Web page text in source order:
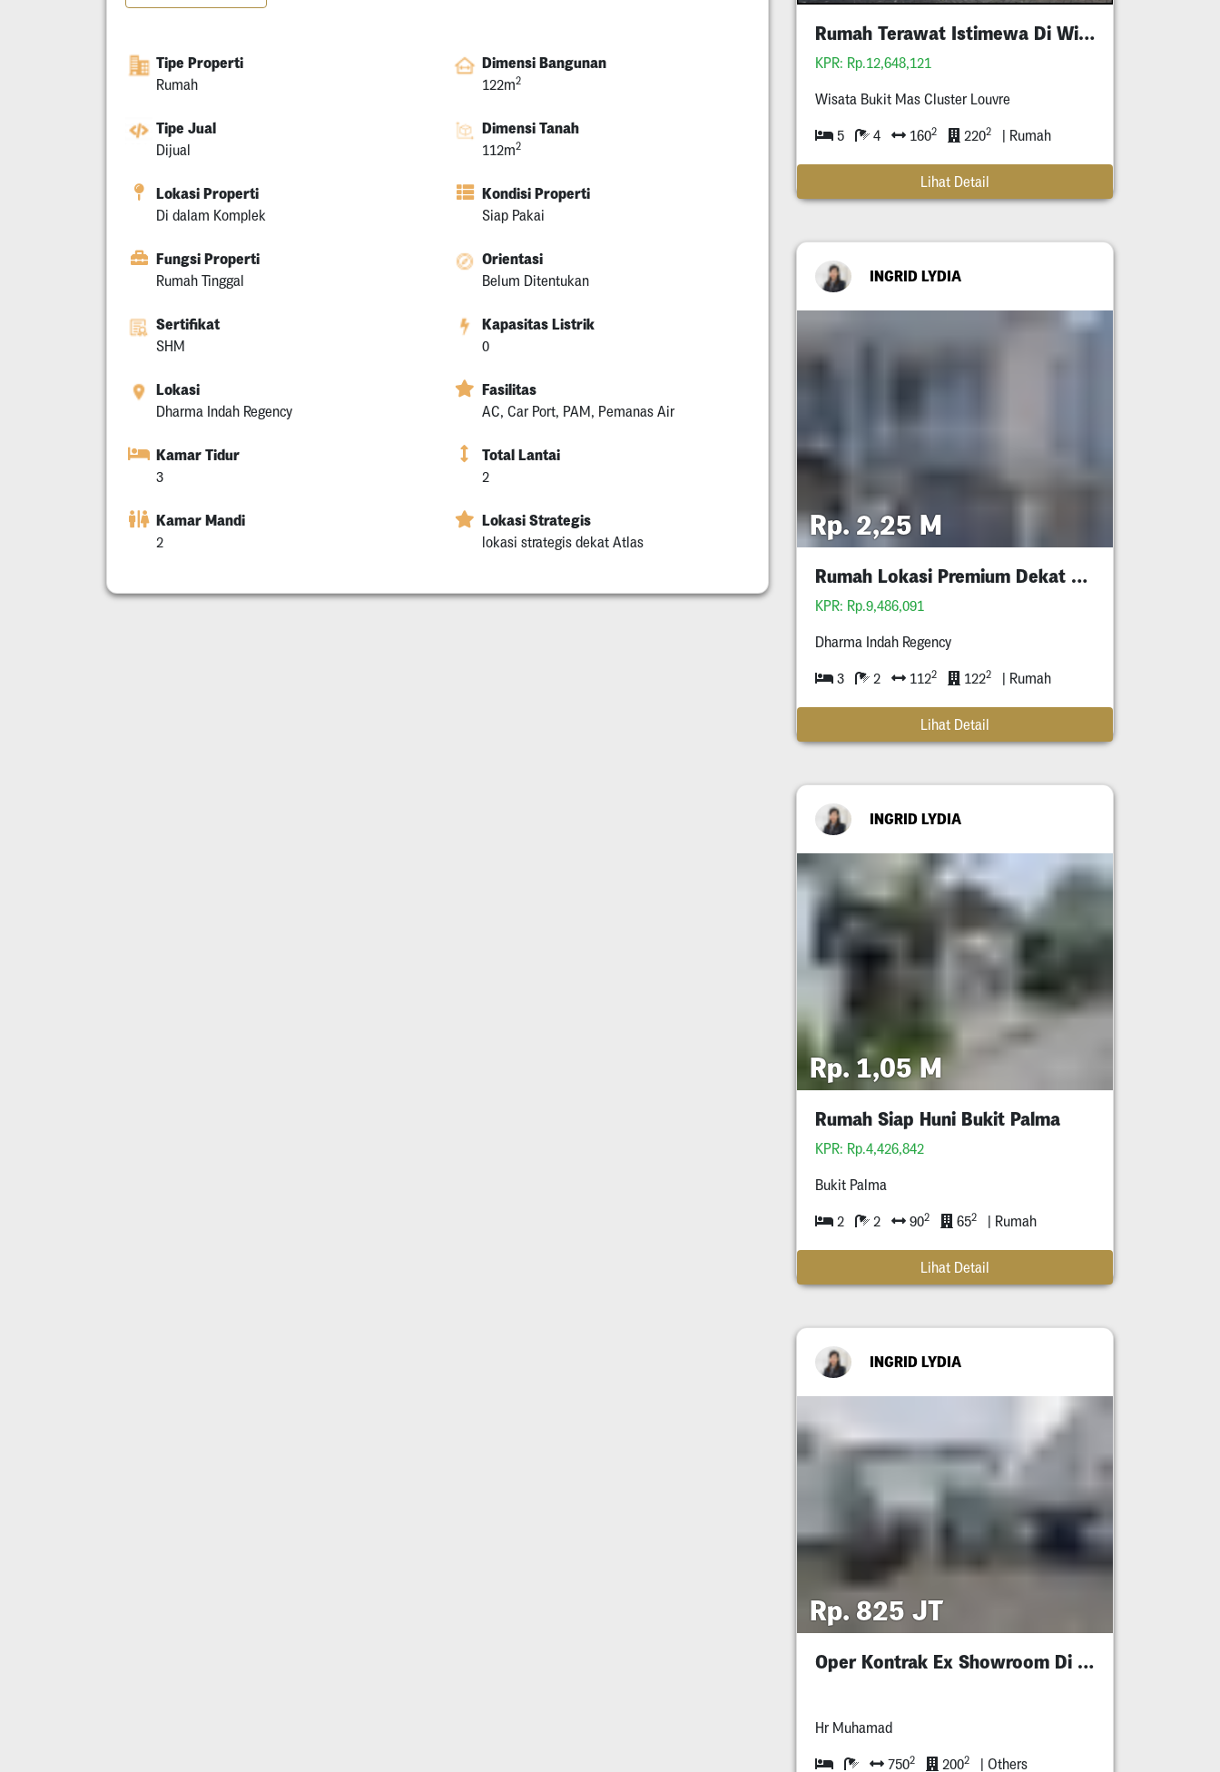
Tipe Properti
Rumah
Dimensi Bangunan
122m2
Tipe Jual
Dijual
Dimensi Tanah
112m2
Lokasi Properti
Di dalam Komplek
Kondisi Properti
Siap Pakai
Fungsi Properti
Rumah Tinggal
Orientasi
Belum Ditentukan
Sertifikat
SHM
Kapasitas Listrik
0
Lokasi
Dharma Indah Regency
Fasilitas
AC, Car Port, PAM, Pemanas Air
Kamar Tidur
3
Total Lantai
2
Kamar Mandi
2
Lokasi Strategis
lokasi strategis dekat Atlas
Rumah Terawat Istimewa Di Wisata Bukit Mas
KPR: Rp.12,648,121
Wisata Bukit Mas Cluster Louvre
5 4 1602 2202 | Rumah
Lihat Detail
INGRID LYDIA
Rp. 2,25 M
Rumah Lokasi Premium Dekat Atlas
KPR: Rp.9,486,091
Dharma Indah Regency
3 2 1122 1222 | Rumah
Lihat Detail
INGRID LYDIA
Rp. 1,05 M
Rumah Siap Huni Bukit Palma
KPR: Rp.4,426,842
Bukit Palma
2 2 902 652 | Rumah
Lihat Detail
INGRID LYDIA
Rp. 825 JT
Oper Kontrak Ex Showroom Di Hr Muhamad
Hr Muhamad
7502 2002 | Others